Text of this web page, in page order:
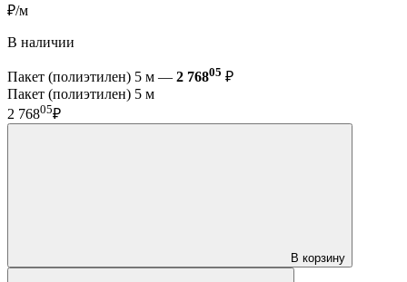
₽/м
В наличии
Пакет (полиэтилен) 5 м — 2 76805 ₽
Пакет (полиэтилен) 5 м
2 76805₽
В корзину